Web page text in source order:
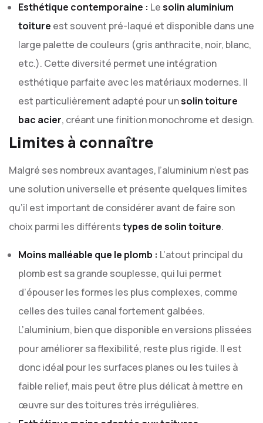
Esthétique contemporaine : Lesolin aluminium
toiture est souvent pré-laqué et disponible dans une
large palette de couleurs (gris anthracite, noir, blanc,
etc.). Cette diversité permet une intégration
esthétique parfaite avec les matériaux modernes. Il
est particulièrement adapté pour unsolin toiture
bac acier, créant une finition monochrome et design.
Limites à connaître
Malgré ses nombreux avantages, l’aluminium n’est pas
une solution universelle et présente quelques limites
qu’il est important de considérer avant de faire son
choix parmi les différentstypes de solin toiture.
Moins malléable que le plomb : L’atout principal du
plomb est sa grande souplesse, qui lui permet
d’épouser les formes les plus complexes, comme
celles des tuiles canal fortement galbées.
L’aluminium, bien que disponible en versions plissées
pour améliorer sa flexibilité, reste plus rigide. Il est
donc idéal pour les surfaces planes ou les tuiles à
faible relief, mais peut être plus délicat à mettre en
œuvre sur des toitures très irrégulières.